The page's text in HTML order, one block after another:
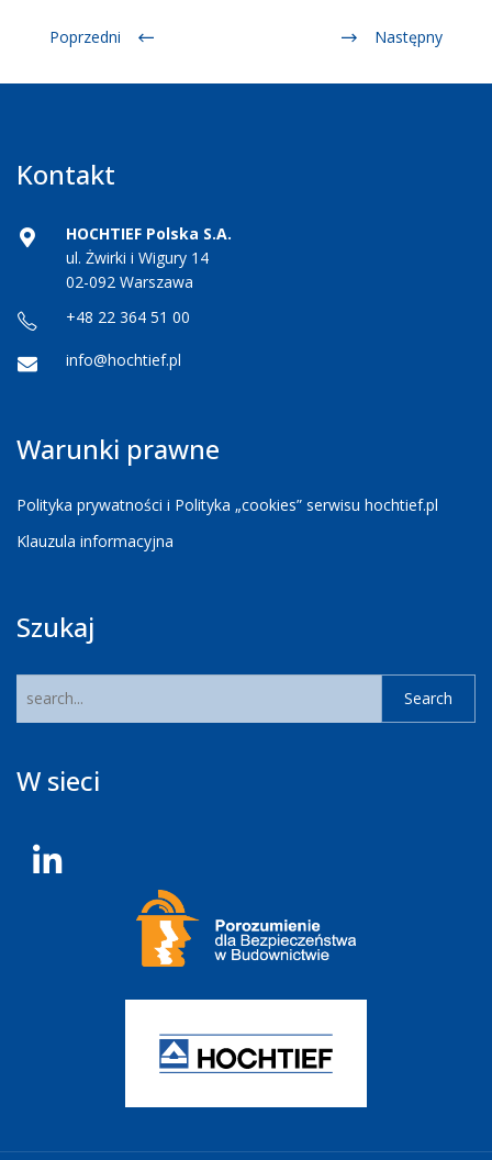
Poprzedni Następny
Kontakt
HOCHTIEF Polska S.A.
ul. Żwirki i Wigury 14
02-092 Warszawa
+48 22 364 51 00
info@hochtief.pl
Warunki prawne
Polityka prywatności i Polityka „cookies” serwisu hochtief.pl
Klauzula informacyjna
Szukaj
W sieci